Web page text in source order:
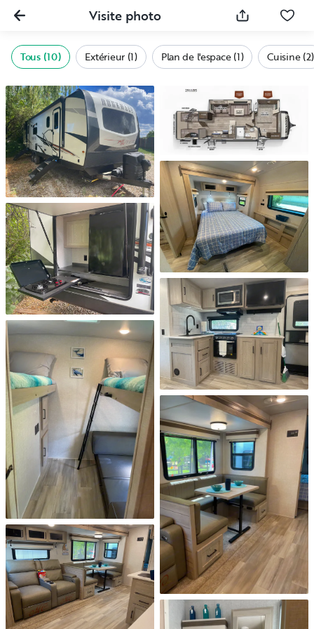
Visite photo
Tous (10) Extérieur (1) Plan de l'espace (1) Cuisine (2)